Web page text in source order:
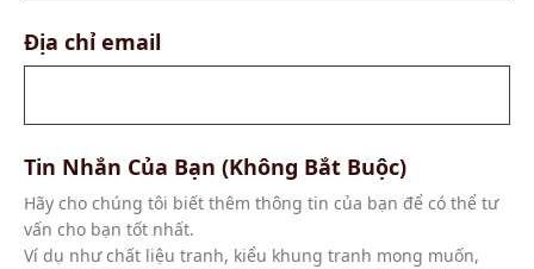
Địa chỉ email
Tin Nhắn Của Bạn (Không Bắt Buộc)
Hãy cho chúng tôi biết thêm thông tin của bạn để có thể tư
vấn cho bạn tốt nhất.
Ví dụ như chất liệu tranh, kiểu khung tranh mong muốn,